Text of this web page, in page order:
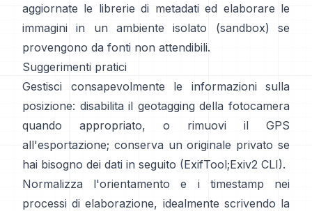
aggiornate le librerie di metadati ed elaborare le
immagini in un ambiente isolato (sandbox) se
provengono da fonti non attendibili.
Suggerimenti pratici
Gestisci consapevolmente le informazioni sulla
posizione: disabilita il geotagging della fotocamera
quando appropriato, o rimuovi il GPS
all'esportazione; conserva un originale privato se
hai bisogno dei dati in seguito (ExifTool;Exiv2 CLI).
Normalizza l'orientamento e i timestamp nei
processi di elaborazione, idealmente scrivendo la